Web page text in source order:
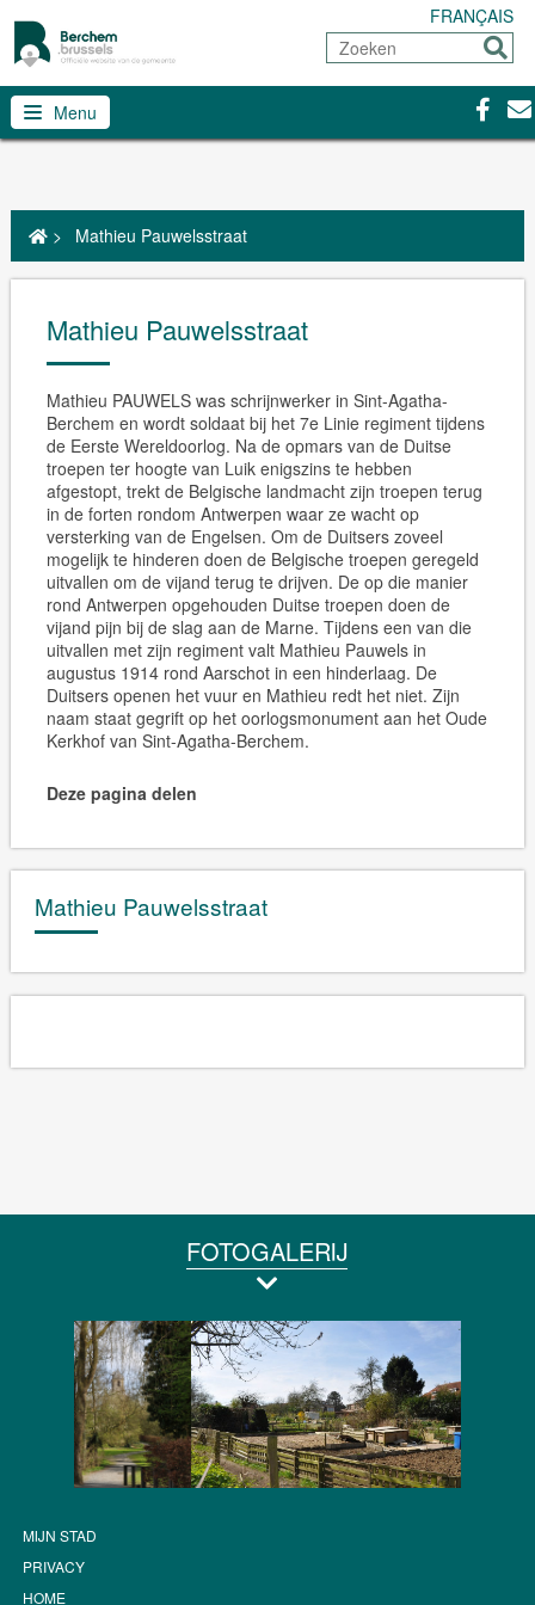
FRANÇAIS
Zoeken
Sturen
Menu
> Mathieu Pauwelsstraat
Mathieu Pauwelsstraat
Mathieu PAUWELS was schrijnwerker in Sint-Agatha-
Berchem en wordt soldaat bij het 7e Linie regiment tijdens
de Eerste Wereldoorlog. Na de opmars van de Duitse
troepen ter hoogte van Luik enigszins te hebben
afgestopt, trekt de Belgische landmacht zijn troepen terug
in de forten rondom Antwerpen waar ze wacht op
versterking van de Engelsen. Om de Duitsers zoveel
mogelijk te hinderen doen de Belgische troepen geregeld
uitvallen om de vijand terug te drijven. De op die manier
rond Antwerpen opgehouden Duitse troepen doen de
vijand pijn bij de slag aan de Marne. Tijdens een van die
uitvallen met zijn regiment valt Mathieu Pauwels in
augustus 1914 rond Aarschot in een hinderlaag. De
Duitsers openen het vuur en Mathieu redt het niet. Zijn
naam staat gegrift op het oorlogsmonument aan het Oude
Kerkhof van Sint-Agatha-Berchem.
Deze pagina delen
Mathieu Pauwelsstraat
FOTOGALERIJ
MIJN STAD
PRIVACY
HOME